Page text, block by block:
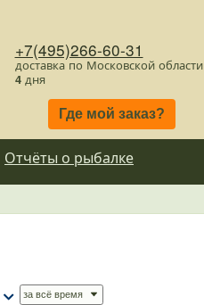
+7(495)266-60-31
доставка по Московской области
4дня
Где мой заказ?
Отчёты о рыбалке